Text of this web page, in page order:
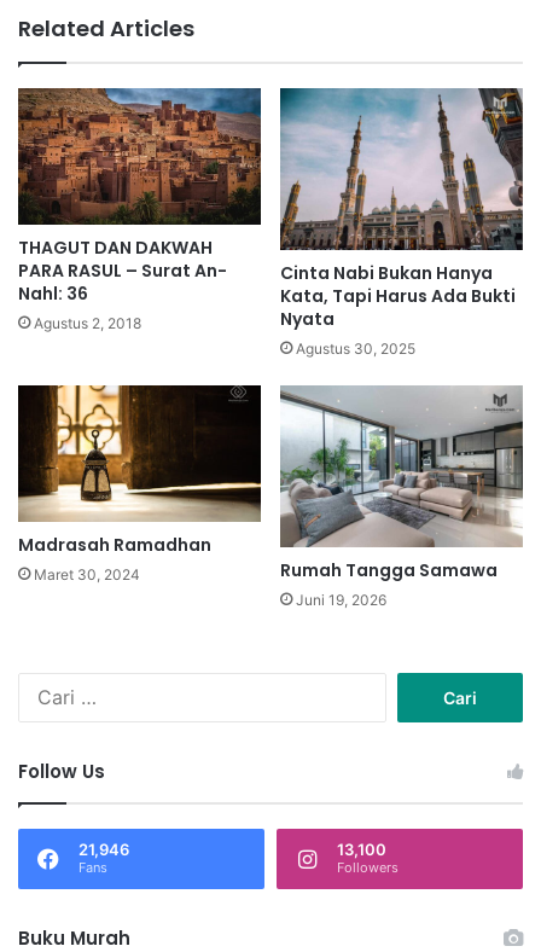
Related Articles
THAGUT DAN DAKWAH
PARA RASUL – Surat An-
Nahl: 36
Agustus 2, 2018
Cinta Nabi Bukan Hanya
Kata, Tapi Harus Ada Bukti
Nyata
Agustus 30, 2025
Madrasah Ramadhan
Maret 30, 2024 Rumah Tangga Samawa
Juni 19, 2026
u
k
Follow Us
21,946
Fans
13,100
Followers
Buku Murah